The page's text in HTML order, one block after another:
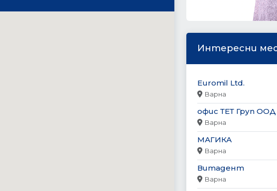
Интересни
Euromil Ltd.
Варна
офис ТЕТ Груп ООД
Варна
МАГИКА
Варна
Витадент
Варна